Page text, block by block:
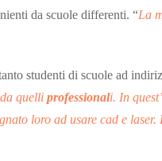
da scuole differenti. “La
studenti di scuole ad
quelli professionali. In
loro ad usare cad e